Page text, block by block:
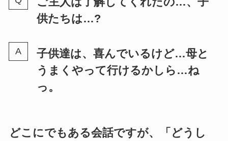
供たちは…?
子供達は、喜んでいるけど…母と
うまくやって行けるかしら…ね
っ。
どこにでもある会話ですが、「どうし